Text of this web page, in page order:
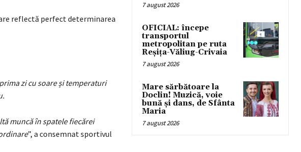
reflectă perfect determinarea
zi cu soare și temperaturi
muncă în spatele fiecărei
”, a consemnat sportivul
7 august 2026
OFICIAL: începe
transportul
metropolitan pe ruta
Reșița-Văliug-Crivaia
7 august 2026
Mare sărbătoare la
Doclin! Muzică, voie
bună și dans, de Sfânta
Maria
7 august 2026